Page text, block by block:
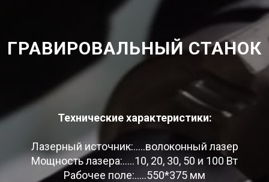
ГРАВИРОВАЛЬНЫЙ СТАНОК
Технические характеристики:
Лазерный источник:.....волоконный лазер
Мощность лазера:.....10, 20, 30, 50 и 100 Вт
Рабочее поле:.....550*375 мм